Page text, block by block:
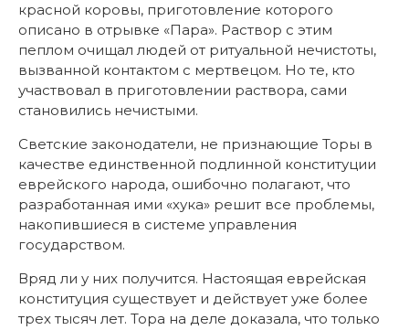
красной коровы, приготовление которого
описано в отрывке «Пара». Раствор с этим
пеплом очищал людей от ритуальной нечистоты,
вызванной контактом с мертвецом. Но те, кто
участвовал в приготовлении раствора, сами
становились нечистыми.
Светские законодатели, не признающие Торы в
качестве единственной подлинной конституции
еврейского народа, ошибочно полагают, что
разработанная ими «хука» решит все проблемы,
накопившиеся в системе управления
государством.
Вряд ли у них получится. Настоящая еврейская
конституция существует и действует уже более
трех тысяч лет. Тора на деле доказала, что только